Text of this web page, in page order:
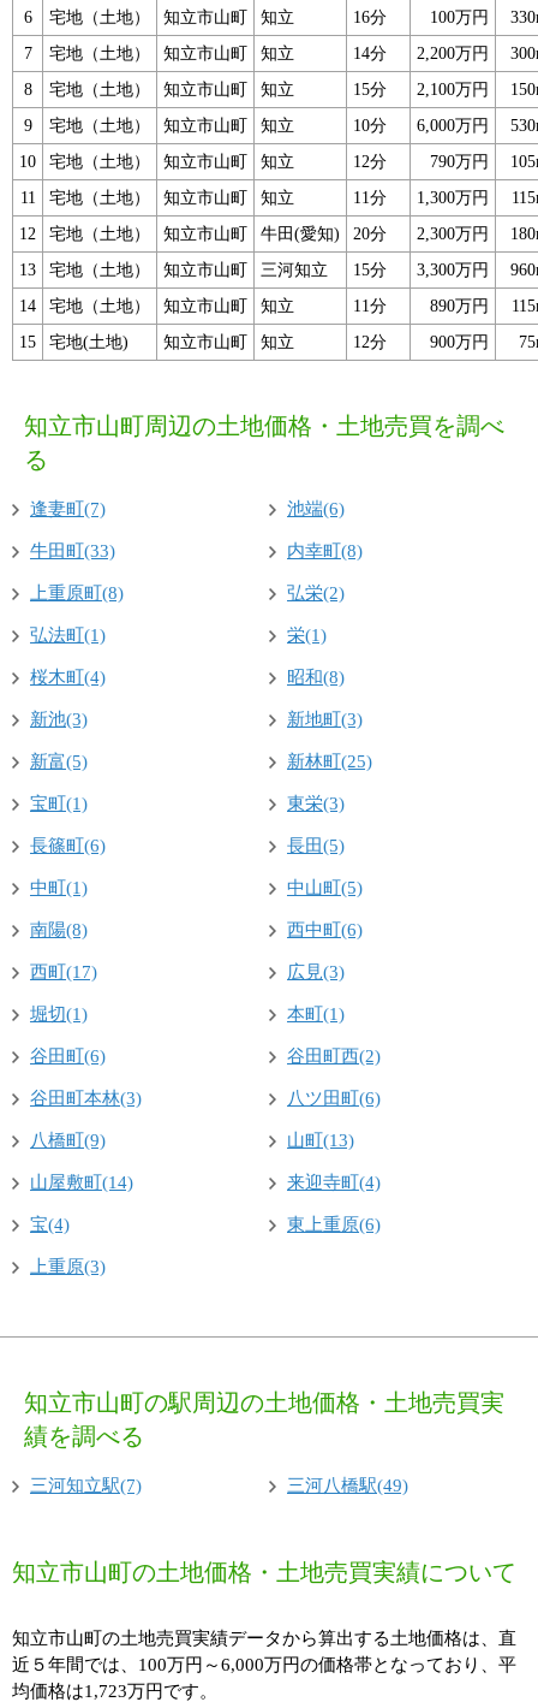
6 宅地（土地） 知立市山町 知立 16分 100万円
7
宅地（土地） 知立市山町 知立 14分 2,200万円
8
宅地（土地） 知立市山町 知立 15分 2,100万円
9
宅地（土地） 知立市山町 知立 10分 6,000万円
10
宅地（土地） 知立市山町 知立 12分 790万円
11
宅地（土地） 知立市山町 知立 11分 1,300万円
12
宅地（土地） 知立市山町 牛田(愛知) 20分 2,300万円
13
宅地（土地） 知立市山町 三河知立 15分 3,300万円
14
宅地（土地） 知立市山町 知立 11分 890万円
15
宅地(土地) 知立市山町 知立 12分 900万円
知立市山町周辺の土地価格・土地売買を調べ
る
逢妻町(7) 池端(6)
牛田町(33) 内幸町(8)
上重原町(8) 弘栄(2)
弘法町(1) 栄(1)
桜木町(4) 昭和(8)
新池(3) 新地町(3)
新富(5) 新林町(25)
宝町(1) 東栄(3)
長篠町(6) 長田(5)
中町(1) 中山町(5)
南陽(8) 西中町(6)
西町(17) 広見(3)
堀切(1) 本町(1)
谷田町(6) 谷田町西(2)
谷田町本林(3) 八ツ田町(6)
八橋町(9) 山町(13)
山屋敷町(14) 来迎寺町(4)
宝(4) 東上重原(6)
上重原(3)
知立市山町の駅周辺の土地価格・土地売買実
績を調べる
三河知立駅(7) 三河八橋駅(49)
知立市山町の土地価格・土地売買実績について
知立市山町の土地売買実績データから算出する土地価格は、直
近５年間では、100万円～6,000万円の価格帯となっており、平
均価格は1,723万円です。